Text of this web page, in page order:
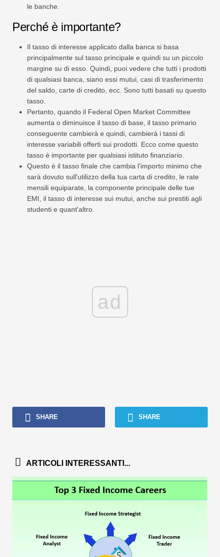
le banche.
Perché è importante?
Il tasso di interesse applicato dalla banca si basa
principalmente sul tasso principale e quindi su un piccolo
margine su di esso. Quindi, puoi vedere che tutti i prodotti
di qualsiasi banca, siano essi mutui, casi di trasferimento
del saldo, carte di credito, ecc. Sono tutti basati su questo
tasso.
Pertanto, quando il Federal Open Market Committee
aumenta o diminuisce il tasso di base, il tasso primario
conseguente cambierà e quindi, cambierà i tassi di
interesse variabili offerti sui prodotti. Ecco come questo
tasso è importante per qualsiasi istituto finanziario.
Questo è il tasso finale che cambia l'importo minimo che
sarà dovuto sull'utilizzo della tua carta di credito, le rate
mensili equiparate, la componente principale delle tue
EMI, il tasso di interesse sui mutui, anche sui prestiti agli
studenti e quant'altro.
ad
SHARE SHARE
ARTICOLI INTERESSANTI...